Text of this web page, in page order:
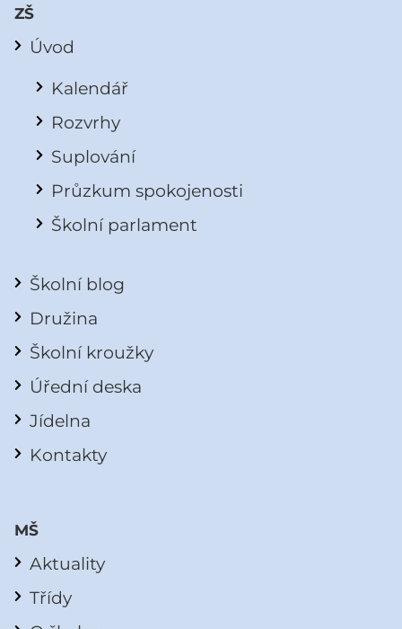
ZŠ
Úvod
Kalendář
Rozvrhy
Suplování
Průzkum spokojenosti
Školní parlament
Školní blog
Družina
Školní kroužky
Úřední deska
Jídelna
Kontakty
MŠ
Aktuality
Třídy